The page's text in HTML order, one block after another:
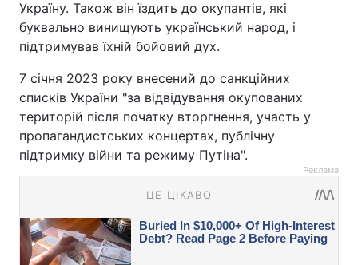
Україну. Також він їздить до окупантів, які
буквально винищують український народ, і
підтримував їхній бойовий дух.
7 січня 2023 року внесений до санкційних
списків України "за відвідування окупованих
територій після початку вторгнення, участь у
пропагандистських концертах, публічну
підтримку війни та режиму Путіна".
Реклама